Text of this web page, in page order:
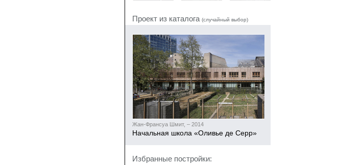
Проект из каталога (случайный выбор)
Жан-Франсуа Шмит, – 2014
Начальная школа «Оливье де Серр»
Избранные постройки: